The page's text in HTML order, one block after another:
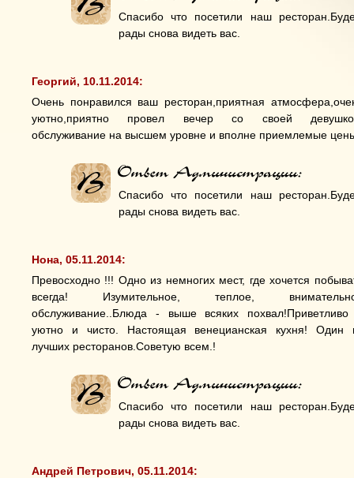
Спасибо что посетили наш
рады снова видеть вас.
Георгий, 10.11.2014:
Очень понравился ваш ресторан,приятная
уютно,приятно провел вечер со своей
обслуживание на высшем уровне и вполне приемлемые
Спасибо что посетили наш
рады снова видеть вас.
Нона, 05.11.2014:
Превосходно !!! Одно из немногих мест, где хочется
всегда! Изумительное, теплое,
обслуживание..Блюда - выше всяких
уютно и чисто. Настоящая венецианская кухня! Один
лучших ресторанов.Советую всем.!
Спасибо что посетили наш
рады снова видеть вас.
Андрей Петрович, 05.11.2014: